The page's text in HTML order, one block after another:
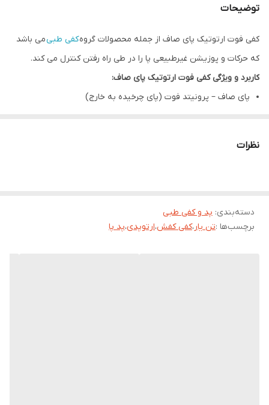
توضیحات
کفی فوت ارتوتیک پای صاف از جمله محصولات گروهکفی طبیمی باشد
که حرکات و پوزیشن غیرطبیعی پا را در طی راه رفتن کنترل می کند.
کاربرد و ویژگی کفی فوت ارتوتیک پای صاف:
پای صاف – پرونیتد فوت (پای چرخیده به خارج)
دارای 3 قوس استاندارد ( قوس طولی-داخلی ، طولی-خارجی ، عرضی)
پا:
قوس های کف پا شامل استخوانهای تارسال و متاتارسال می باشد که با
نظرات
دسته‌بندی: پد و کفی طبی
برچسب‌ها :تن یار،کفی کفش،ارتوپدی،پد پا